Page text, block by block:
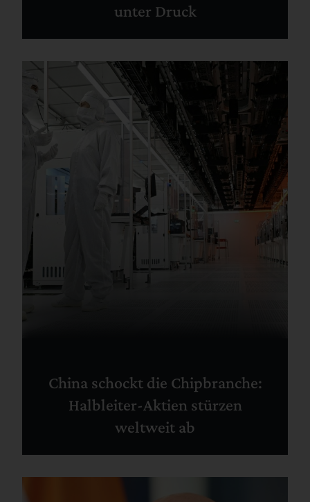
unter Druck
China schockt die Chipbranche:
Halbleiter-Aktien stürzen
weltweit ab